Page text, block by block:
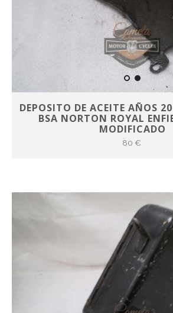
DEPOSITO DE ACEITE AÑOS
BSA NORTON ROYAL
MODIFICADO
80 €